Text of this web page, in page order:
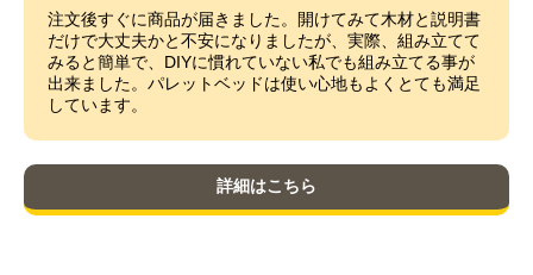
注文後すぐに商品が届きました。開けてみて木材と説明書
だけで大丈夫かと不安になりましたが、実際、組み立てて
みると簡単で、DIYに慣れていない私でも組み立てる事が
出来ました。パレットベッドは使い心地もよくとても満足
しています。
詳細はこちら